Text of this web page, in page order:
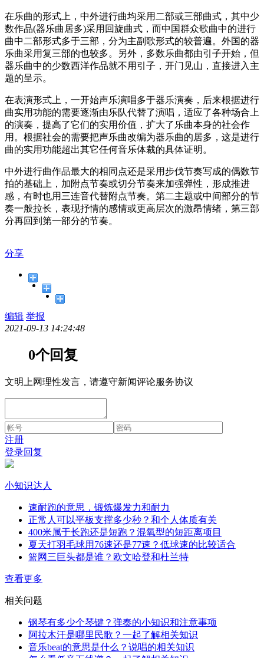
在乐曲的形式上，中外进行曲均采用二部或三部曲式，其中少
数作品(器乐曲居多)采用回旋曲式，而中国群众歌曲中的进行
曲中二部形式多于三部，分为主副歌形式的较普遍。外国的器
乐曲采用复三部的也较多。另外，多数乐曲都由引子开始，但
器乐曲中的少数西洋作品就不用引子，开门见山，直接进入主
题的呈示。
在表演形式上，一开始声乐演唱多于器乐演奏，后来根据进行
曲实用功能的需要逐渐由乐队代替了演唱，适应了各种场合上
的演奏，提高了它们的实用价值，扩大了乐曲本身的社会作
用。根据社会的需要把声乐曲改编为器乐曲的居多，这是进行
曲的实用功能超出其它任何音乐体裁的具体证明。
中外进行曲作品最大的相同点还是采用步伐节奏写成的偶数节
拍的基础上，加附点节奏或切分节奏来加强弹性，形成推进
感，有时也用三连音代替附点节奏。第二主题或中间部分的节
奏一般拉长，表现抒情的感情或更高层次的激昂情绪，第三部
分再回到第一部分的节奏。
分享
编辑 举报
2021-09-13 14:24:48
0个回复
文明上网理性发言，请遵守新闻评论服务协议
注册
登录回复
小知识达人
速耐跑的意思，锻炼爆发力和耐力
正常人可以平板支撑多少秒？和个人体质有关
400米属于长跑还是短跑？混氧型的短距离项目
夏天打羽毛球用76速还是77速？低球速的比较适合
篮网三巨头都是谁？欧文哈登和杜兰特
查看更多
相关问题
钢琴有多少个琴键？弹奏的小知识和注意事项
阿拉木汗是哪里民歌？一起了解相关知识
音乐beat的意思是什么？说唱的相关知识